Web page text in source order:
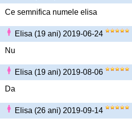
Ce semnifica numele elisa
Elisa (19 ani) 2019-06-24
Nu
Elisa (19 ani) 2019-08-06
Da
Elisa (26 ani) 2019-09-14